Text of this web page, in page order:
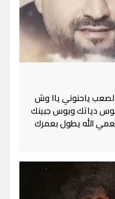
ياحنوني ياا وش
بوس دياتك وبوس جبينك
الله يطول بعمرك